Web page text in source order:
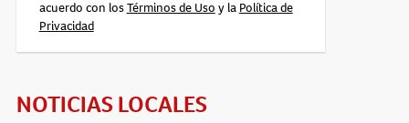
acuerdo con losTérminos de Uso y la Política de
Privacidad
NOTICIAS LOCALES